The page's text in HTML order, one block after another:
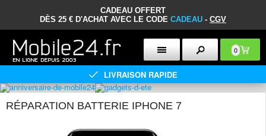
CADEAU OFFERT
DÈS 25 € D'ACHAT AVEC LE CODE CADEAU - CGV
0
LIVRAISON RAPIDE
RÉPARATION BATTERIE IPHONE 7